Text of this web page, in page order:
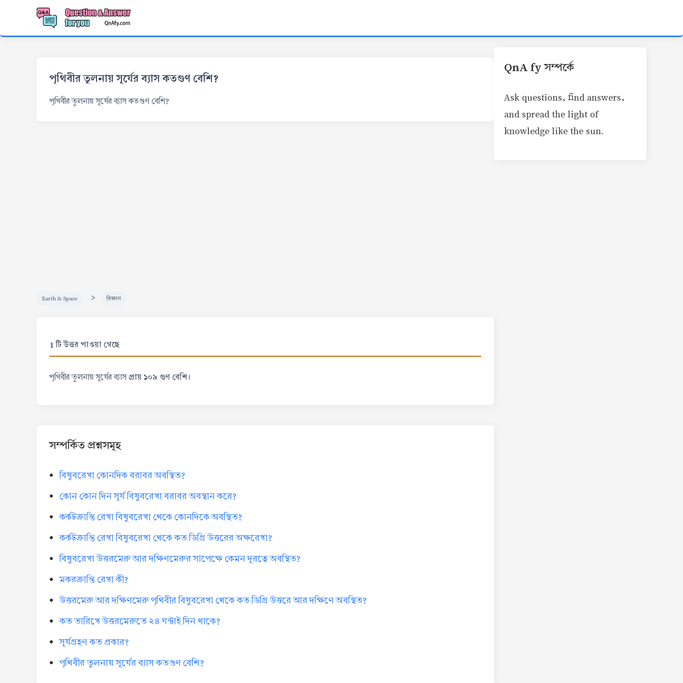
পৃথিবীর তুলনায় সূর্যের ব্যাস কতগুণ বেশি?
পৃথিবীর তুলনায় সূর্যের ব্যাস কতগুণ বেশি?
Earth & Space > বিজ্ঞান
1 টি উত্তর পাওয়া গেছে
পৃথিবীর তুলনায় সূর্যের ব্যাসপ্রায় ১০৯ গুণ বেশি।
সম্পর্কিত প্রশ্নসমূহ
বিষুবরেখা কোনদিক বরাবর অবস্থিত?
কোন কোন দিন সূর্য বিষুবরেখা বরাবর অবস্থান করে?
কর্কটক্রান্তি রেখা বিষুবরেখা থেকে কোনদিকে অবস্থিত?
কর্কটক্রান্তি রেখা বিষুবরেখা থেকে কত ডিগ্রি উত্তরের অক্ষরেখা?
বিষুবরেখা উত্তরমেরু আর দক্ষিণমেরুর সাপেক্ষে কেমন দূরত্বে অবস্থিত?
মকরক্রান্তি রেখা কী?
উত্তরমেরু আর দক্ষিণমেরু পৃথিবীর বিষুবরেখা থেকে কত ডিগ্রি উত্তরে আর দক্ষিণে অবস্থিত?
কত তারিখে উত্তরমেরুতে ২৪ ঘন্টাই দিন থাকে?
সূর্যগ্রহণ কত প্রকার?
পৃথিবীর তুলনায় সূর্যের ব্যাস কতগুণ বেশি?
QnA fy সম্পর্কে
Ask questions, find answers,
and spread the light of
knowledge like the sun.